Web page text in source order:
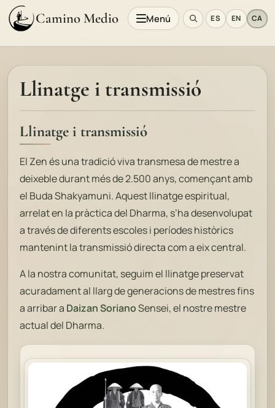
Camino Medio Menú ES EN CA
Llinatge i transmissió
Llinatge i transmissió
El Zen és una tradició viva transmesa de mestre a
deixeble durant més de 2.500 anys, començant amb
el Buda Shakyamuni. Aquest llinatge espiritual,
arrelat en la pràctica del Dharma, s’ha desenvolupat
a través de diferents escoles i períodes històrics
mantenint la transmissió directa com a eix central.
A la nostra comunitat, seguim el llinatge preservat
acuradament al llarg de generacions de mestres fins
a arribar a Daizan SorianoSensei, el nostre mestre
actual del Dharma.